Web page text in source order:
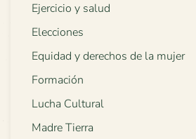
Ejercicio y salud
Elecciones
Equidad y derechos de la mujer
Formación
Lucha Cultural
Madre Tierra